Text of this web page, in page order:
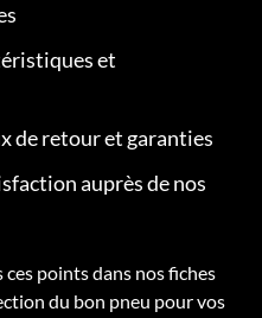
et
de retour et garanties
auprès de nos
points dans nos fiches
du bon pneu pour vos